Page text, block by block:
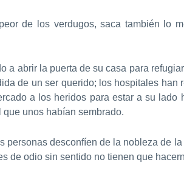
de los verdugos, saca también lo
a abrir la puerta de su casa para
de un ser querido; los hospitales
a los heridos para estar a su
unos habían sembrado.
personas desconfíen de la nobleza de
de odio sin sentido no tienen que